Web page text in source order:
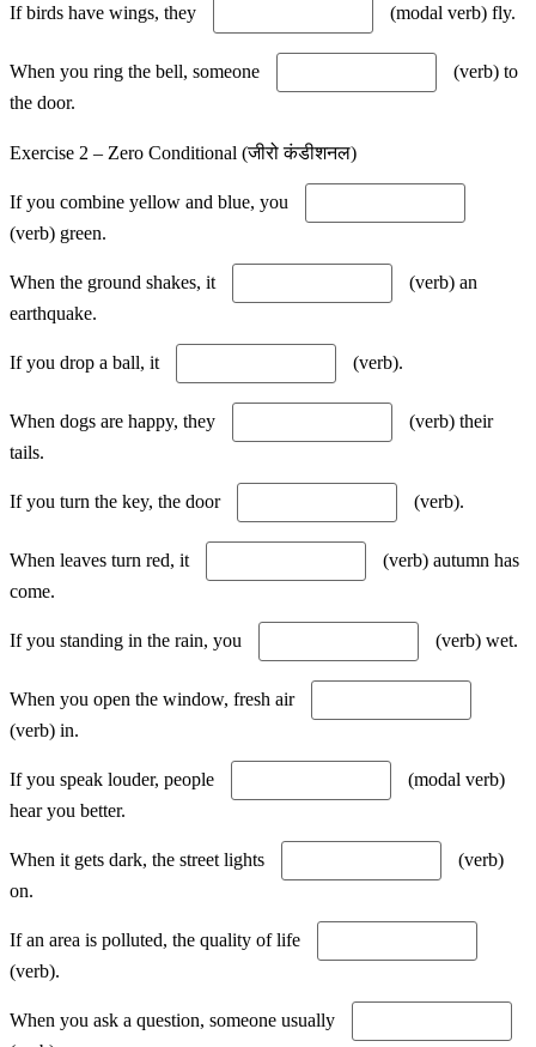
If birds have wings, they (modal verb) fly.
When you ring the bell, someone
(verb) to
the door.
Exercise 2 – Zero Conditional (जीरो कंडीशनल)
If you combine yellow and blue, you
(verb) green.
When the ground shakes, it
(verb) an
earthquake.
If you drop a ball, it (verb).
When dogs are happy, they
(verb) their
tails.
If you turn the key, the door (verb).
When leaves turn red, it
(verb) autumn has
come.
If you standing in the rain, you (verb) wet.
When you open the window, fresh air
(verb) in.
If you speak louder, people
(modal verb)
hear you better.
When it gets dark, the street lights
(verb)
on.
If an area is polluted, the quality of life
(verb).
When you ask a question, someone usually